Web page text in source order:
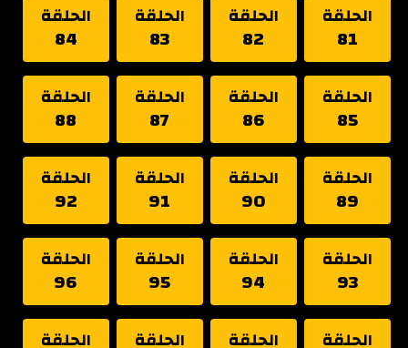
الحلقة
81
الحلقة
82
الحلقة
83
الحلقة
84
الحلقة
85
الحلقة
86
الحلقة
87
الحلقة
88
الحلقة
89
الحلقة
90
الحلقة
91
الحلقة
92
الحلقة
93
الحلقة
94
الحلقة
95
الحلقة
96
الحلقة الحلقة الحلقة الحلقة